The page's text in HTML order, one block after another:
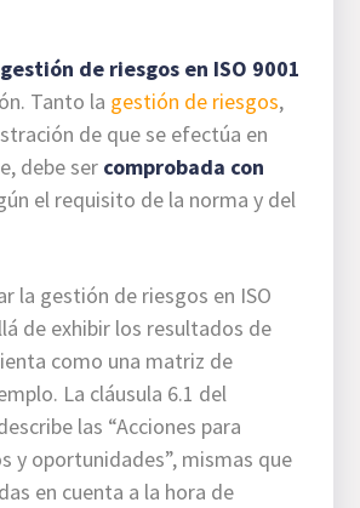
de riesgos en ISO 9001
Tanto la gestión de riesgos,
de que se efectúa en
debe ser comprobada con
el requisito de la norma y del
la gestión de riesgos en ISO
de exhibir los resultados de
como una matriz de
La cláusula 6.1 del
las “Acciones para
y oportunidades”, mismas que
en cuenta a la hora de